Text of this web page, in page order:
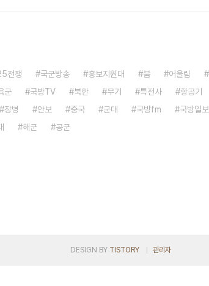
전쟁 국군방송 홍보지원대 붐 어울림
군 국방TV 북한 무기 특전사 항공기
장병 안보 중국 군대 국방fm 국방일보
해군 공군
DESIGN BY TISTORY 관리자